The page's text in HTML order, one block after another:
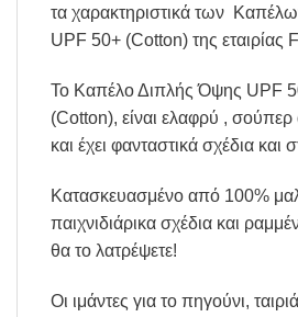
τα χαρακτηριστικά των
UPF 50+ (Cotton) της εταιρίας
Το Καπέλο Διπλής Όψης UPF
(Cotton), είναι ελαφρύ ,
και έχει φανταστικά σχέδια και
Κατασκευασμένο από 100%
παιχνιδιάρικα σχέδια και
θα το λατρέψετε!
Οι ιμάντες για το πηγούνι,